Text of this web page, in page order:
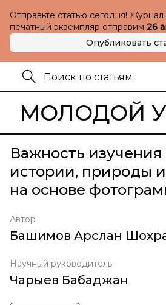
Отправьте статью сегодня!
печатный экземпляр отправим 26
Опубликовать
МОЛОДОЙ
Важность
истории, природы
на основе
Автор
Башимов Арслан
Научный руководитель
Чарыев Бабаджан